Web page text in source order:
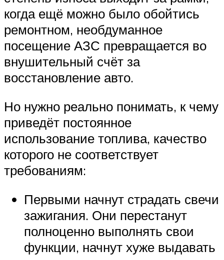
когда ещё можно было обойтись
ремонтном, необдуманное
посещение АЗС превращается во
внушительный счёт за
восстановление авто.
Но нужно реально понимать, к чему
приведёт постоянное
использование топлива, качество
которого не соответствует
требованиям:
Первыми начнут страдать свечи
зажигания. Они перестанут
полноценно выполнять свои
функции, начнут хуже выдавать